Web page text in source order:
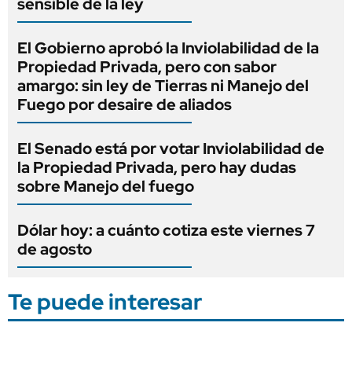
El Gobierno aprobó la Inviolabilidad de la
Propiedad Privada, pero con sabor
amargo: sin ley de Tierras ni Manejo del
Fuego por desaire de aliados
El Senado está por votar Inviolabilidad de
la Propiedad Privada, pero hay dudas
sobre Manejo del fuego
Dólar hoy: a cuánto cotiza este viernes 7
de agosto
Te puede interesar